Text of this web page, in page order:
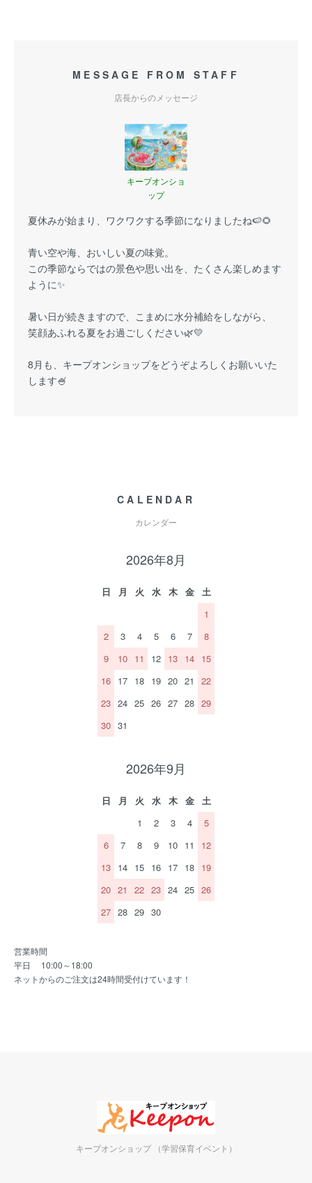
MESSAGE FROM STAFF
店長からのメッセージ
キープオンショ
ップ
夏休みが始まり、ワクワクする季節になりましたね🍉🌻
青い空や海、おいしい夏の味覚。
この季節ならではの景色や思い出を、たくさん楽しめます
ように✨
暑い日が続きますので、こまめに水分補給をしながら、
笑顔あふれる夏をお過ごしください🌿💛
8月も、キープオンショップをどうぞよろしくお願いいた
します🍧
CALENDAR
カレンダー
2026年8月
日 月 火 水 木 金
土
1
2
3 4 5 6 7
8
9
10 11 12 13 14 15
16 17 18 19 20 21
22
23 24 25 26 27 28 29
30 31
2026年9月
日 月 火 水 木 金
土
1
2 3 4
5
6
7 8 9 10 11
12
13 14 15 16 17 18 19
20 21 22 23 24 25 26
27 28 29 30
営業時間
平日 10:00～18:00
ネットからのご注文は24時間受付けています！
キープオンショップ （学習保育イベント）